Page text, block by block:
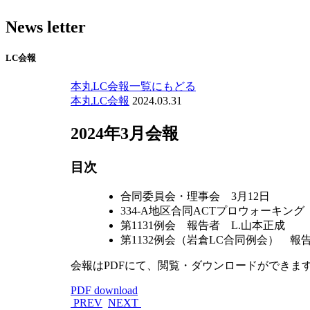
News letter
LC会報
本丸LC会報一覧にもどる
本丸LC会報 2024.03.31
2024年3月会報
目次
合同委員会・理事会 3月12日
334-A地区合同ACTプロウォーキン
第1131例会 報告者 L.山本正成
第1132例会（岩倉LC合同例会） 報
会報はPDFにて、閲覧・ダウンロードができます
PDF download
PREV NEXT